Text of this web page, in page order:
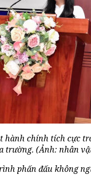
hành chính tích cực
trường. (Ảnh: nhân
phấn đấu không